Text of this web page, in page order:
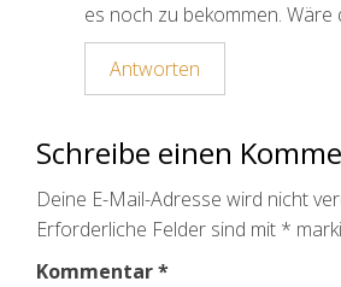
es noch zu bekommen. Wäre
Antworten
Schreibe einen
Deine E-Mail-Adresse wird nicht
Erforderliche Felder sind mit *
Kommentar*